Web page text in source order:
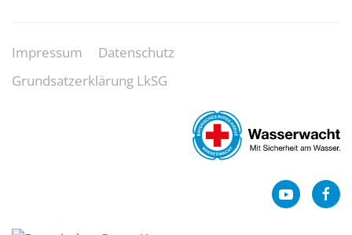
Impressum
Datenschutz
Grundsatzerklärung LkSG